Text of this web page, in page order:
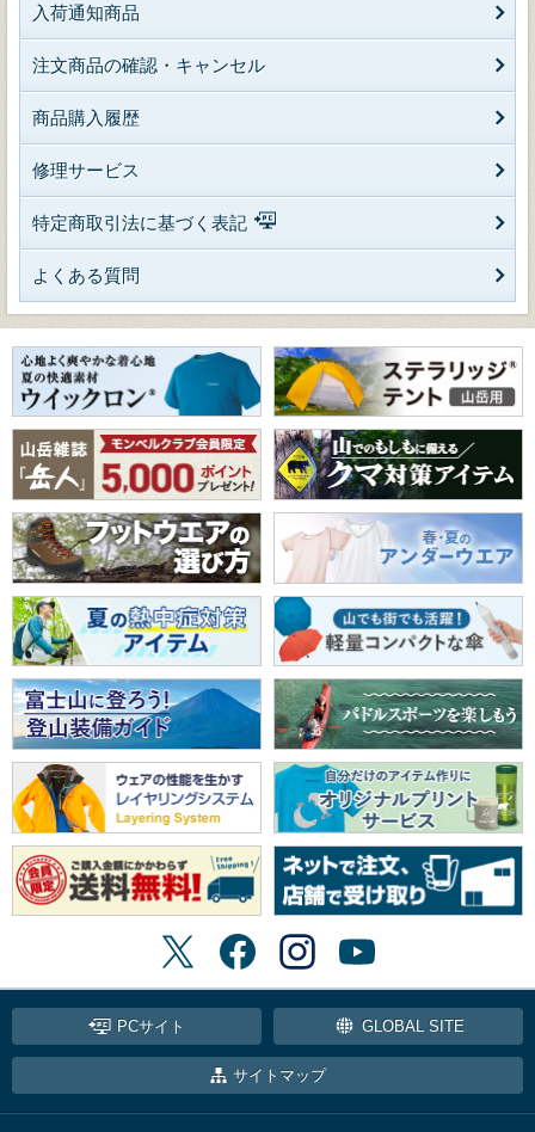
入荷通知商品
注文商品の確認・キャンセル
商品購入履歴
修理サービス
特定商取引法に基づく表記
よくある質問
PCサイト GLOBAL SITE
サイトマップ